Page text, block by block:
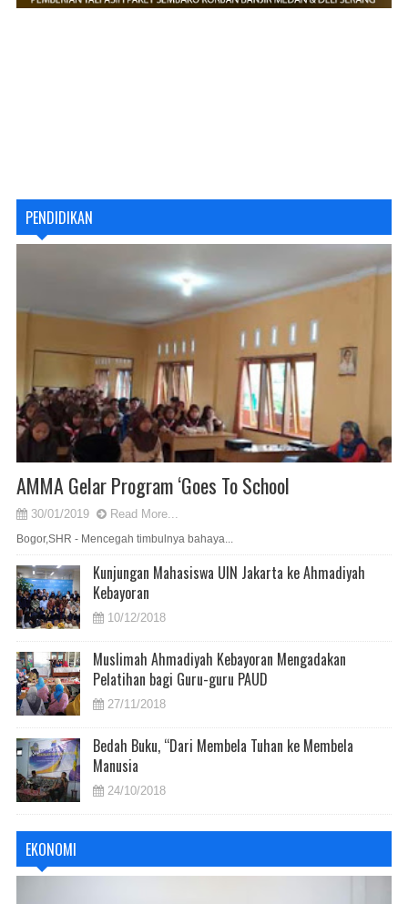
PENDIDIKAN
AMMA Gelar Program ‘Goes To School
30/01/2019 Read More...
Bogor,SHR - Mencegah timbulnya bahaya...
Kunjungan Mahasiswa UIN Jakarta ke Ahmadiyah
Kebayoran
10/12/2018
Muslimah Ahmadiyah Kebayoran Mengadakan
Pelatihan bagi Guru-guru PAUD
27/11/2018
Bedah Buku, “Dari Membela Tuhan ke Membela
Manusia
24/10/2018
EKONOMI